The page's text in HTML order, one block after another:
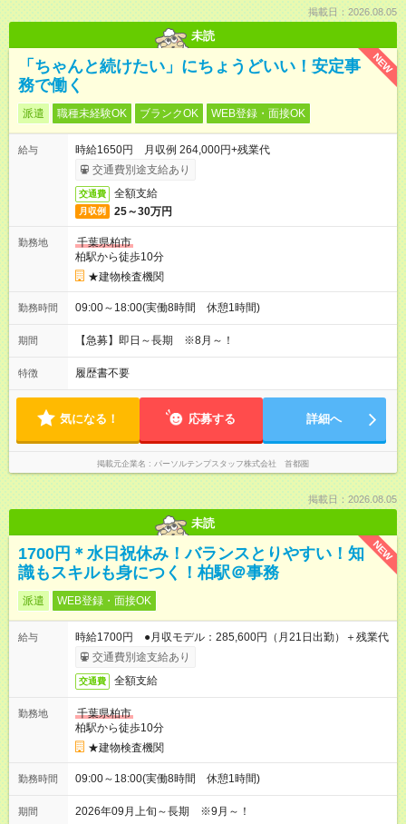
掲載日：2026.08.05
未読
NEW
「ちゃんと続けたい」にちょうどいい！安定事
務で働く
派遣 職種未経験OK ブランクOK WEB登録・面接OK
給与
時給1650円 月収例 264,000円+残業代
交通費別途支給あり
交通費 全額支給
月収例 25～30万円
勤務地
千葉県柏市
柏駅から徒歩10分
★建物検査機関
勤務時間 09:00～18:00(実働8時間 休憩1時間)
期間 【急募】即日～長期 ※8月～！
特徴 履歴書不要
気になる！ 応募する 詳細へ
掲載元企業名 パーソルテンプスタッフ株式会社 首都圏
掲載日：2026.08.05
未読
NEW
1700円＊水日祝休み！バランスとりやすい！知
識もスキルも身につく！柏駅＠事務
派遣 WEB登録・面接OK
給与
時給1700円 ●月収モデル：285,600円（月21日出勤）＋残業代
交通費別途支給あり
交通費 全額支給
勤務地
千葉県柏市
柏駅から徒歩10分
★建物検査機関
勤務時間 09:00～18:00(実働8時間 休憩1時間)
期間 2026年09月上旬～長期 ※9月～！